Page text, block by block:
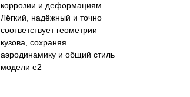
коррозии и деформациям.
Лёгкий, надёжный и точно
соответствует геометрии
кузова, сохраняя
аэродинамику и общий стиль
модели e2